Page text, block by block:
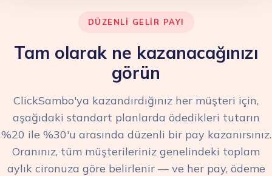
DÜZENLI GELIR PAYI
Tam olarak ne kazanacağınızı
görün
ClickSambo'ya kazandırdığınız her müşteri için,
aşağıdaki standart planlarda ödedikleri tutarın
%20 ile %30'u arasında düzenli bir pay kazanırsınız.
Oranınız, tüm müşterileriniz genelindeki toplam
aylık cironuza göre belirlenir — ve her pay, ödeme